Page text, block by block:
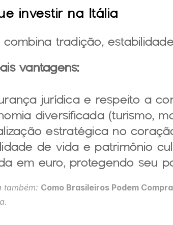
investir na Itália
combina tradição,
vantagens:
jurídica e respeito a
diversificada (turismo,
estratégica no
de vida e patrimônio
em euro, protegendo seu
também: Como Brasileiros Podem